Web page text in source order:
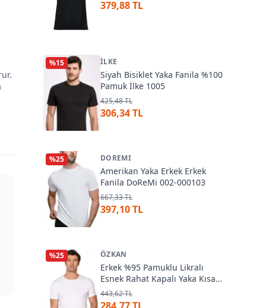
379,88 TL
%15 İLKE
Siyah Bisiklet Yaka Fanila %100
Pamuk İlke 1005
425,48 TL
306,34 TL
%25 DOREMI
Amerikan Yaka Erkek Erkek
Fanila DoReMi 002-000103
667,33 TL
397,10 TL
%25 ÖZKAN
Erkek %95 Pamuklu Likralı
Esnek Rahat Kapalı Yaka Kısa
Kollu T-Shirt Atlet Fanila
Özkan 10265
443,62 TL